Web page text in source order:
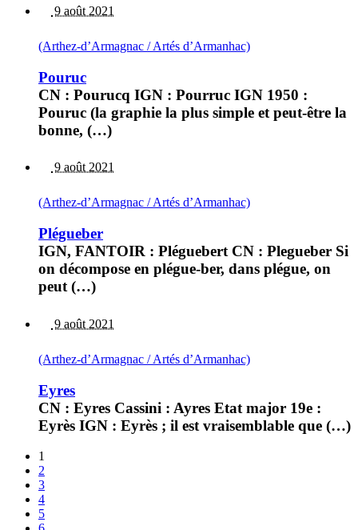
9 août 2021
(Arthez-d’Armagnac / Artés d’Armanhac)
Pouruc
CN : Pourucq IGN : Pourruc IGN 1950 :
Pouruc (la graphie la plus simple et peut-être la
bonne, (…)
9 août 2021
(Arthez-d’Armagnac / Artés d’Armanhac)
Plégueber
IGN, FANTOIR : Pléguebert CN : Plegueber Si
on décompose en plégue-ber, dans plégue, on
peut (…)
9 août 2021
(Arthez-d’Armagnac / Artés d’Armanhac)
Eyres
CN : Eyres Cassini : Ayres Etat major 19e :
Eyrès IGN : Eyrès ; il est vraisemblable que (…)
1
2
3
4
5